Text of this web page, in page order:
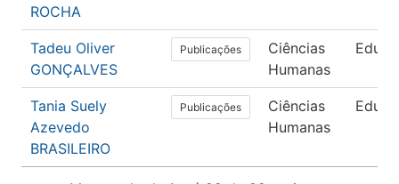
ROCHA
Tadeu Oliver
GONÇALVES
Publicações
Ciências
Humanas
Tania Suely
Azevedo
BRASILEIRO
Publicações
Ciências
Humanas